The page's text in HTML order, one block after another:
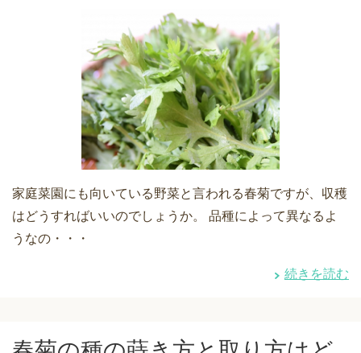
家庭菜園にも向いている野菜と言われる春菊ですが、収穫
はどうすればいいのでしょうか。 品種によって異なるよ
うなの・・・
続きを読む